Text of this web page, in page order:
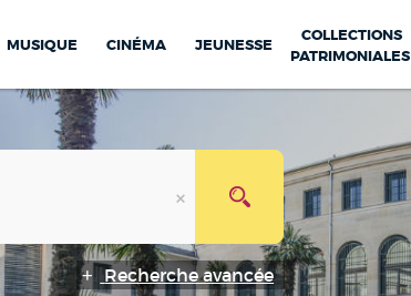
MUSIQUE CINÉMA JEUNESSE
COLLECTIONS
PATRIMONIALES
Recherche avancée